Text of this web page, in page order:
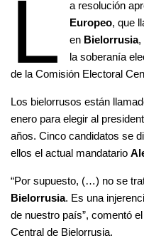
L a resolución
Europeo, que
en Bielorrusia,
la soberanía
de la Comisión Electoral
Los bielorrusos están
enero para elegir al
años. Cinco candidatos se
ellos el actual mandatario
“Por supuesto, (…) no se
Bielorrusia. Es una
de nuestro país”, comentó
Central de Bielorrusia.